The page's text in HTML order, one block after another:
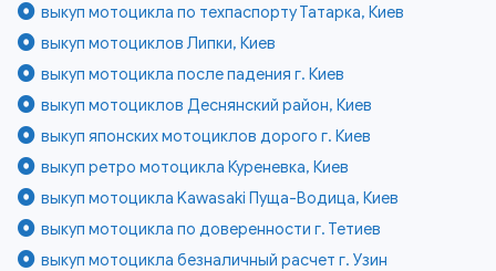
выкуп мотоцикла по техпаспорту Татарка, Киев
выкуп мотоциклов Липки, Киев
выкуп мотоцикла после падения г. Киев
выкуп мотоциклов Деснянский район, Киев
выкуп японских мотоциклов дорого г. Киев
выкуп ретро мотоцикла Куреневка, Киев
выкуп мотоцикла Kawasaki Пуща-Водица, Киев
выкуп мотоцикла по доверенности г. Тетиев
выкуп мотоцикла безналичный расчет г. Узин